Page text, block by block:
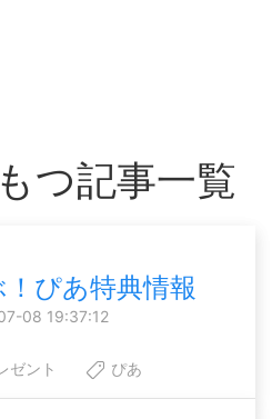
つ記事一覧
！ぴあ特典情報
08 19:37:12
ゼント ぴあ